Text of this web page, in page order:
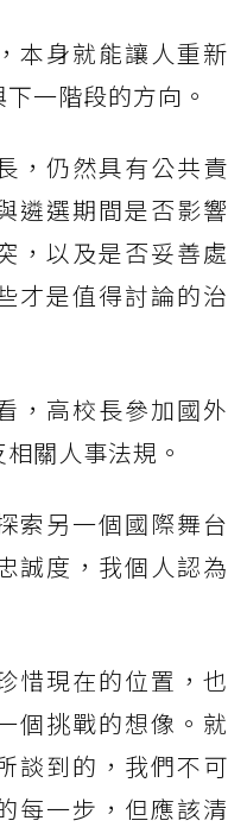
本身就能讓人重新
一階段的方向。
，仍然具有公共責
遴選期間是否影響
，以及是否妥善處
才是值得討論的治
，高校長參加國外
關人事法規。
索另一個國際舞台
誠度，我個人認為
惜現在的位置，也
個挑戰的想像。就
談到的，我們不可
每一步，但應該清